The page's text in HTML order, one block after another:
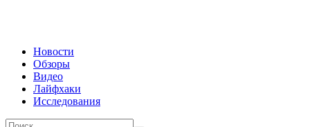
Новости
Обзоры
Видео
Лайфхаки
Исследования